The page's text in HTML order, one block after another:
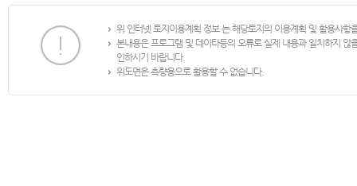
위 인터넷 토지이용계획 정보 는 해당토지의 이용계획 및 활용사
본내용은 프로그램 및 데이타등의 오류로 실제 내용과 일치하지
인하시기 바랍니다.
위도면은 측량용으로 활용할 수 없습니다.